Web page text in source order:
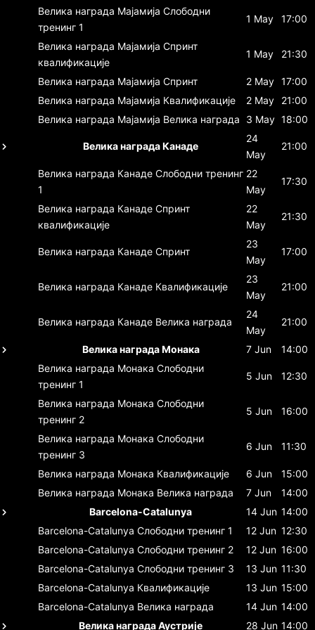
Велика награда Мајамија Слободни
тренинг 1
1 May 17:00
Велика награда Мајамија Спринт
квалификације
1 May 21:30
Велика награда Мајамија Спринт 2 May 17:00
Велика награда Мајамија Квалификације 2 May
21:00
Велика награда Мајамија Велика награда 3 May 18:00
Велика награда Канаде
24
May
21:00
Велика награда Канаде Слободни тренинг
1
22
May
17:30
Велика награда Канаде Спринт
квалификације
22
May
21:30
Велика награда Канаде Спринт
23
May
17:00
Велика награда Канаде Квалификације
23
May
21:00
Велика награда Канаде Велика награда
24
May
21:00
Велика награда Монака 7 Jun
14:00
Велика награда Монака Слободни
тренинг 1
5 Jun 12:30
Велика награда Монака Слободни
тренинг 2
5 Jun 16:00
Велика награда Монака Слободни
тренинг 3
6 Jun 11:30
Велика награда Монака Квалификације 6 Jun
15:00
Велика награда Монака Велика награда 7 Jun
14:00
Barcelona-Catalunya
14 Jun 14:00
Barcelona-Catalunya Слободни тренинг 1 12 Jun 12:30
Barcelona-Catalunya Слободни тренинг 2 12 Jun 16:00
Barcelona-Catalunya Слободни тренинг 3 13 Jun 11:30
Barcelona-Catalunya Квалификације 13 Jun 15:00
Barcelona-Catalunya Велика награда 14 Jun 14:00
Велика награда Аустрије
28 Jun 14:00